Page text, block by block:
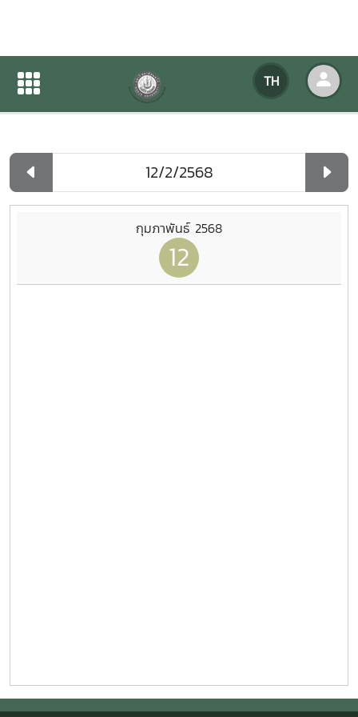
TH
ปฏิทินกิจกรรมของหน่วยงาน
ปฏิทินกิจกรรมของหน่วยงาน
กุมภาพันธ์ 2568
12